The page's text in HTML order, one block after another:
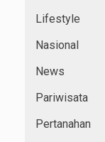
Lifestyle
Nasional
News
Pariwisata
Pertanahan